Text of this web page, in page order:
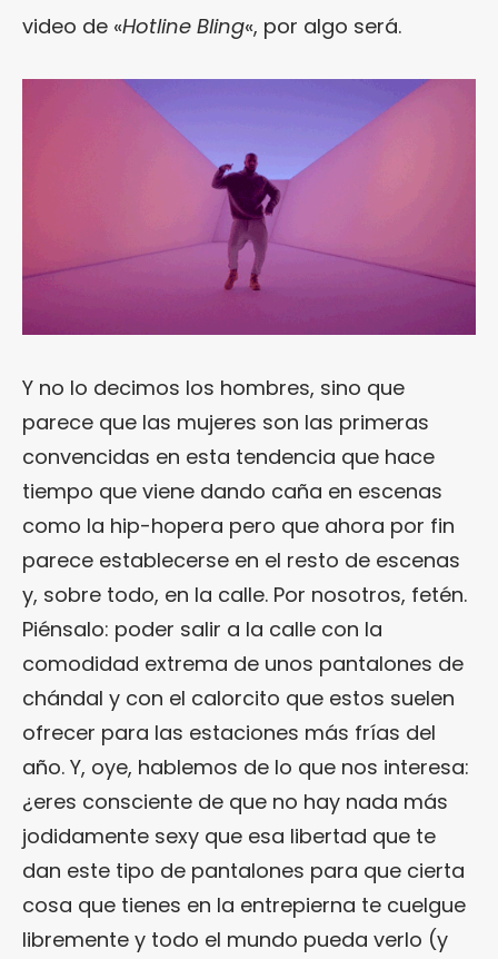
video de «Hotline Bling«, por algo será.
Y no lo decimos los hombres, sino que
parece que las mujeres son las primeras
convencidas en esta tendencia que hace
tiempo que viene dando caña en escenas
como la hip-hopera pero que ahora por fin
parece establecerse en el resto de escenas
y, sobre todo, en la calle. Por nosotros, fetén.
Piénsalo: poder salir a la calle con la
comodidad extrema de unos pantalones de
chándal y con el calorcito que estos suelen
ofrecer para las estaciones más frías del
año. Y, oye, hablemos de lo que nos interesa:
¿eres consciente de que no hay nada más
jodidamente sexy que esa libertad que te
dan este tipo de pantalones para que cierta
cosa que tienes en la entrepierna te cuelgue
libremente y todo el mundo pueda verlo (y